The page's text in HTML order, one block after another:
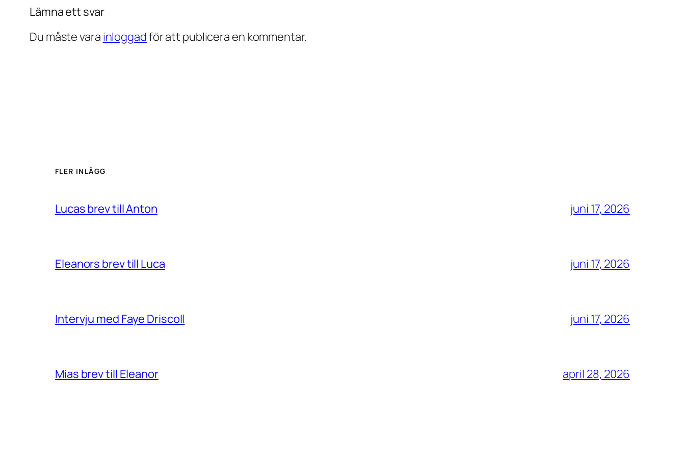
Lämna ett svar
Du måste vara inloggadför att publicera en kommentar.
FLER INLÄGG
Lucas brev till Anton juni 17, 2026
Eleanors brev till Luca juni 17, 2026
Intervju med Faye Driscoll juni 17, 2026
Mias brev till Eleanor april 28, 2026